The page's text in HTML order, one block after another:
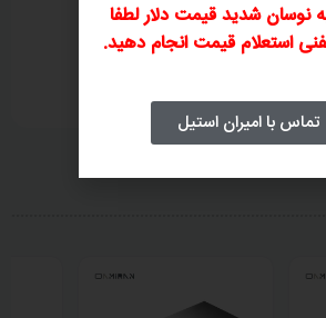
ارسال و تحویل کالا
نوسان شدید قیمت دلار لطفا
استعلام قیمت انجام دهید.
تماس با امیران استیل